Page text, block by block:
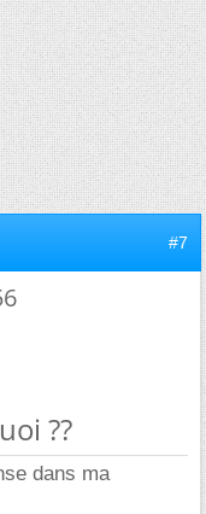
#7
??
dans ma